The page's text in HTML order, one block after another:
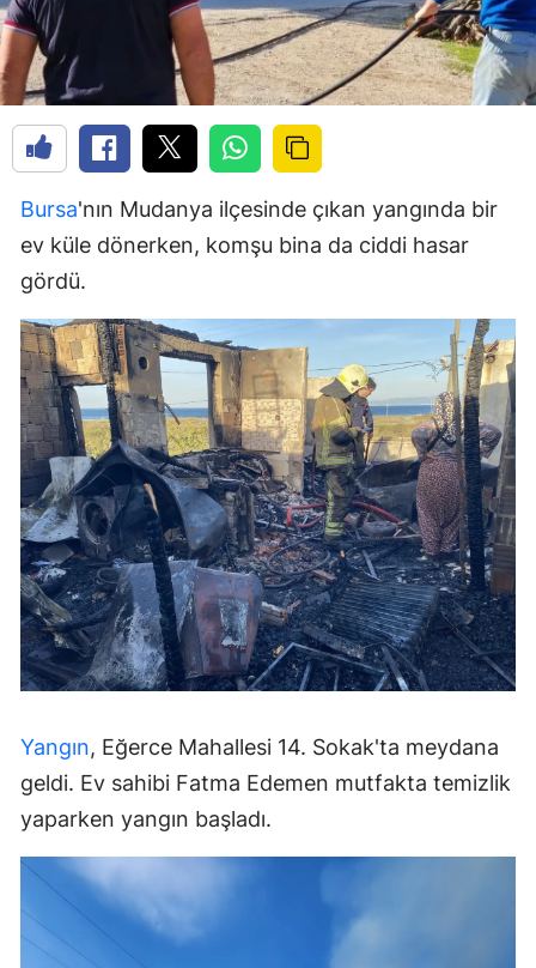
Bursa'nın Mudanya ilçesinde çıkan yangında bir
ev küle dönerken, komşu bina da ciddi hasar
gördü.
Yangın, Eğerce Mahallesi 14. Sokak'ta meydana
geldi. Ev sahibi Fatma Edemen mutfakta temizlik
yaparken yangın başladı.